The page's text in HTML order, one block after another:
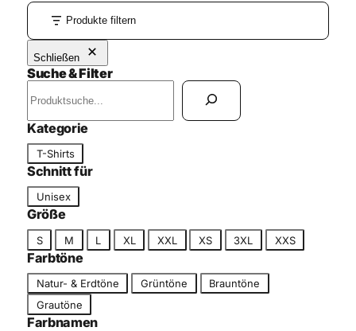
Produkte filtern
Schließen
Suche & Filter
u
c
h
e
n
Kategorie
a
t
e
g
r
i
e
T-Shirts
Schnitt für
c
h
n
i
t
Unisex
Größe
r
ö
ß
S M L XL XXL XS 3XL XXS
Farbtöne
a
r
Natur- & Erdtöne Grüntöne
Brauntöne
Grautöne
Farbnamen